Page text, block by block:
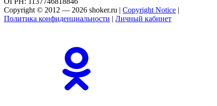
Copyright © 2012 — 2026 shoker.ru | Copyright Notice |
Политика конфиденциальности | Личный кабинет